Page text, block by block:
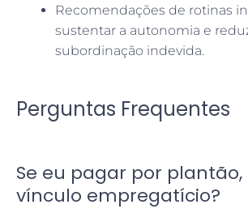
Recomendações de rotinas
sustentar a autonomia e
subordinação indevida.
Perguntas Frequentes
Se eu pagar por plantão,
vínculo empregatício?